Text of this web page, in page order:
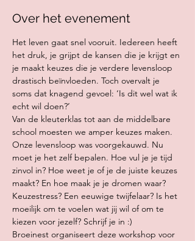
Over het evenement
Het leven gaat snel vooruit. Iedereen heeft
het druk, je grijpt de kansen die je krijgt en
je maakt keuzes die je verdere levensloop
drastisch beïnvloeden. Toch overvalt je
soms dat knagend gevoel: ‘Is dit wel wat ik
echt wil doen?’
Van de kleuterklas tot aan de middelbare
school moesten we amper keuzes maken.
Onze levensloop was voorgekauwd. Nu
moet je het zelf bepalen. Hoe vul je je tijd
zinvol in? Hoe weet je of je de juiste keuzes
maakt? En hoe maak je je dromen waar?
Keuzestress? Een eeuwige twijfelaar? Is het
moeilijk om te voelen wat jij wil of om te
kiezen voor jezelf? Schrijf je in :)
Broeinest organiseert deze workshop voor